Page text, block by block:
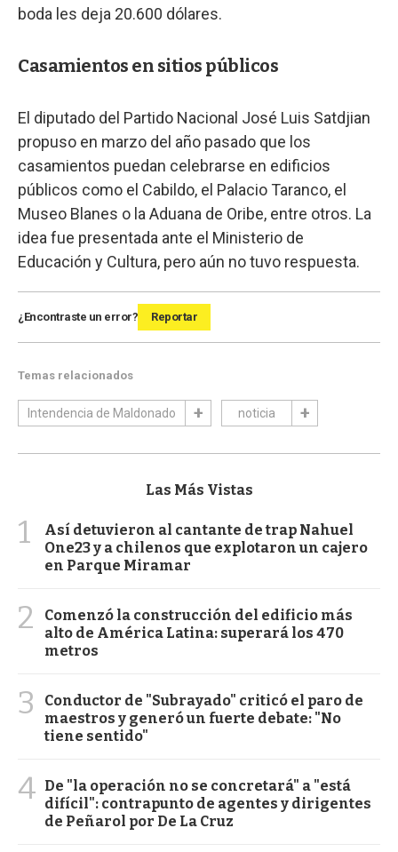
boda les deja 20.600 dólares.
Casamientos en sitios públicos
El diputado del Partido Nacional José Luis Satdjian
propuso en marzo del año pasado que los
casamientos puedan celebrarse en edificios
públicos como el Cabildo, el Palacio Taranco, el
Museo Blanes o la Aduana de Oribe, entre otros. La
idea fue presentada ante el Ministerio de
Educación y Cultura, pero aún no tuvo respuesta.
¿Encontraste un error? Reportar
Temas relacionados
Intendencia de Maldonado noticia
Las Más Vistas
1
Así detuvieron al cantante de trap Nahuel
One23 y a chilenos que explotaron un cajero
en Parque Miramar
2
Comenzó la construcción del edificio más
alto de América Latina: superará los 470
metros
3
Conductor de "Subrayado" criticó el paro de
maestros y generó un fuerte debate: "No
tiene sentido"
4 De "la operación no se concretará" a "está
difícil": contrapunto de agentes y dirigentes
de Peñarol por De La Cruz